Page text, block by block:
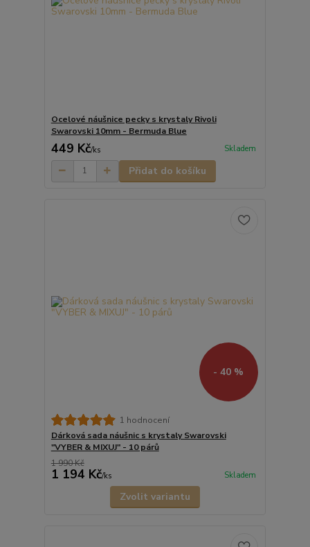
Ocelové náušnice pecky s krystaly Rivoli
Swarovski 10mm - Bermuda Blue
449 Kč/ks Skladem
Přidat do košíku
- 40 %
1 hodnocení
Dárková sada náušnic s krystaly Swarovski
"VYBER & MIXUJ" - 10 párů
1 990 Kč
1 194 Kč/ks Skladem
Zvolit variantu